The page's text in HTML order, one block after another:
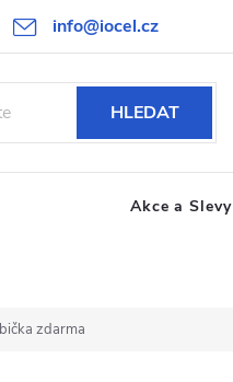
info@iocel.cz
Oblíbené Spolupráce
HLEDAT
Akce a Slevy
zdarma